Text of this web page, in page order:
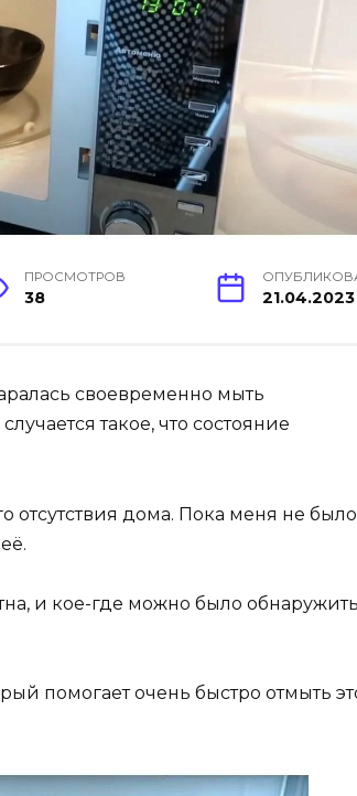
ПРОСМОТРОВ
38 21.04.2023
своевременно мыть
такое, что состояние
отсутствия дома. Пока меня не
и кое-где можно было обнаружить
помогает очень быстро отмыть